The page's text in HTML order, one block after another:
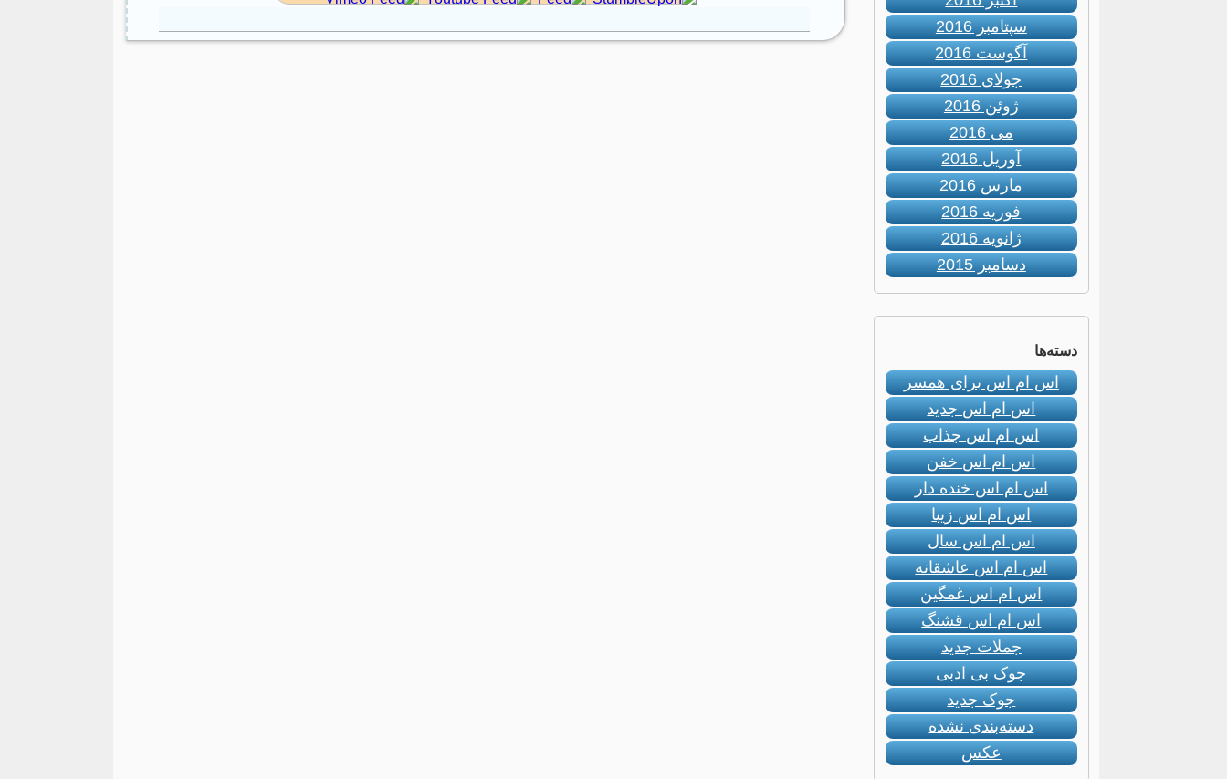
سپتامبر 2016
آگوست 2016
جولای 2016
ژوئن 2016
می 2016
آوریل 2016
مارس 2016
فوریه 2016
ژانویه 2016
دسامبر 2015
دسته‌ها
اس ام اس برای همسر
اس ام اس جدید
اس ام اس جذاب
اس ام اس خفن
اس ام اس خنده دار
اس ام اس زیبا
اس ام اس سال
اس ام اس عاشقانه
اس ام اس غمگین
اس ام اس قشنگ
جملات جدید
جوک بی ادبی
جوک جدید
دسته‌بندی نشده
عکس